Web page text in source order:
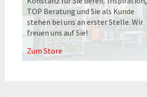
TOP Beratung und Sie als Kunde
stehen bei uns an erster Stelle. Wir
freuen uns auf Sie!
Zum Store